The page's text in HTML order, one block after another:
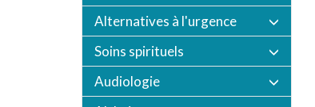
Alternatives à l'urgence
Soins spirituels
Audiologie